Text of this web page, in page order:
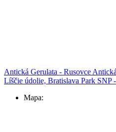
Antická Gerulata - Rusovce
Líščie údolie, Bratislava Park SNP
Mapa: